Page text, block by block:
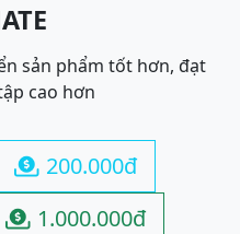
sản phẩm tốt hơn, đạt
cao hơn
 200.000đ
 1.000.000đ